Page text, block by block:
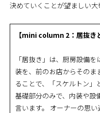
決めていくことが望ましい大
【mini column 2：居抜き
「居抜き」は、厨房設備
装を、前のお店からその
ることで、「スケルトン
基礎部分のみで、内装や設
言います。 オーナーの思